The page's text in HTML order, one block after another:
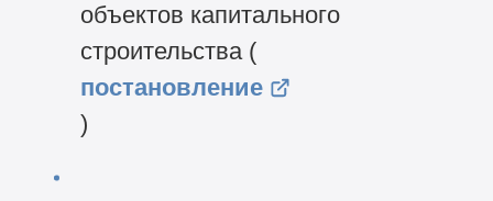
объектов капитального
строительства (
постановление
)